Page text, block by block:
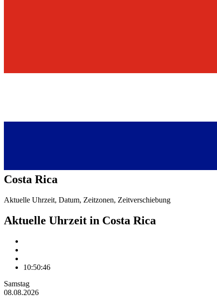
Costa Rica
Aktuelle Uhrzeit, Datum, Zeitzonen, Zeitverschiebung
Aktuelle Uhrzeit in Costa Rica
10:50:46
Samstag
08.08.2026